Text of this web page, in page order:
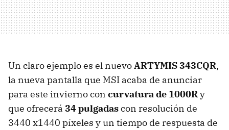
Un claro ejemplo es el nuevoARTYMIS 343CQR,
la nueva pantalla que MSI acaba de anunciar
para este invierno con curvatura de 1000Ry
que ofrecerá 34 pulgadascon resolución de
3440 x1440 píxeles y un tiempo de respuesta de